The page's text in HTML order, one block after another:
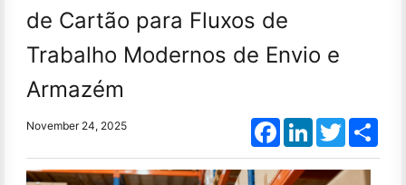
de Cartão para Fluxos de
Trabalho Modernos de Envio e
Armazém
November 24, 2025 FacebookLinkedInTwitter